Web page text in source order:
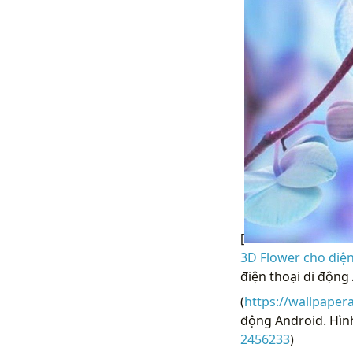
[
3D Flower cho
điện thoại di
(https://
động Android.
2456233)